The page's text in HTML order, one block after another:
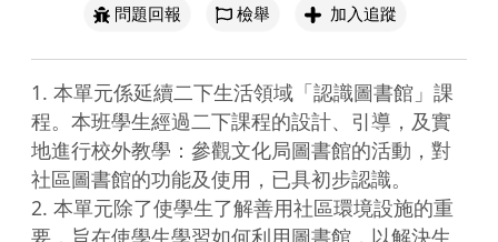
問題回報
檢舉 加入追蹤
1. 本單元係延續二下生活領域「認識圖書館」課
程。本班學生經過二下課程的設計、引導，及實
地進行校外教學：參觀文化局圖書館的活動，對
社區圖書館的功能及使用，已具初步認識。
2. 本單元除了使學生了解善用社區環境設施的重
要，旨在使學生學習如何利用圖書館，以解決生